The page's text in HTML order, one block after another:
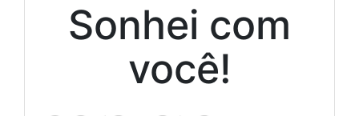
Sonhei com
você!